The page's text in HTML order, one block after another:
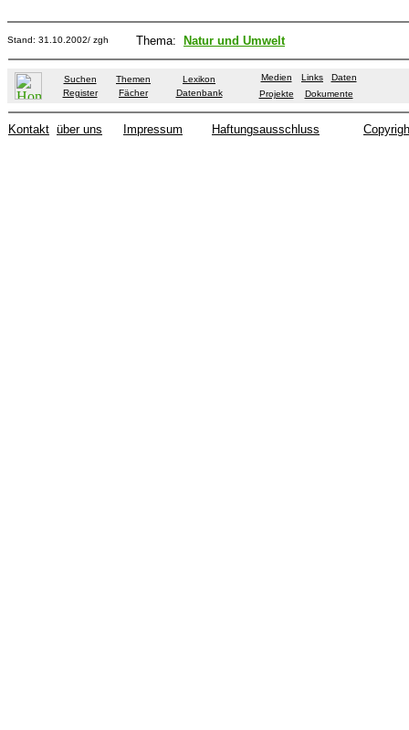
Stand: 31.10.2002/ zgh Thema: Natur und Umwelt
Suchen Themen
Lexikon
Register
Fächer Datenbank
Medien Links
Daten
Projekte
Dokumente
Kontakt über uns Impressum Haftungsausschluss